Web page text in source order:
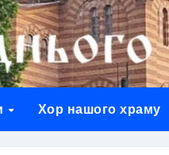
Хор нашого храму